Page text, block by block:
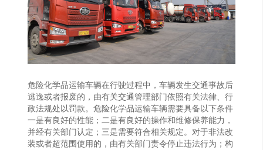
危险化学品运输车辆在行驶过程中，车辆发生交通事故后
逃逸或者报废的，由有关交通管理部门依照有关法律、行
政法规处以罚款。危险化学品运输车辆需要具备以下条件
一是有良好的性能；二是有良好的操作和维修保养能力，
并经有关部门认定；三是需要符合相关规定。对于非法改
装或者超范围使用的，由有关部门责令停止违法行为；构